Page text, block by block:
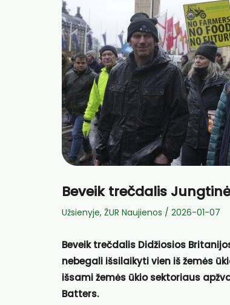
Beveik trečdalis
Užsienyje, ŽUR Naujienos / 2026-01-07
Beveik trečdalis Didžiosios
nebegali išsilaikyti vien iš žemės
išsami žemės ūkio sektoriaus
Batters.